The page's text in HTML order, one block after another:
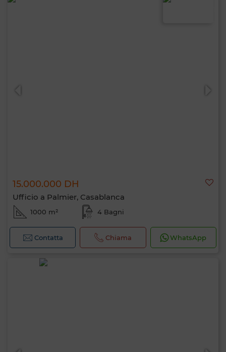
15.000.000 DH
Ufficio a Palmier, Casablanca
1000 m² 4 Bagni
Contatta Chiama WhatsApp